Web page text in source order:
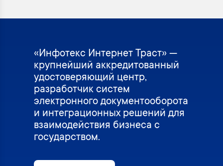
«Инфотекс Интернет Траст» —
крупнейший аккредитованный
удостоверяющий центр,
разработчик систем
электронного документооборота
и интеграционных решений для
взаимодействия бизнеса с
государством.